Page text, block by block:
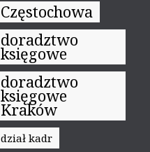
Częstochowa
doradztwo
księgowe
doradztwo
księgowe
Kraków
dział kadr